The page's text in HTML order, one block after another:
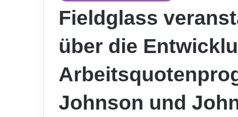
Fieldglass
über die
Johnson und